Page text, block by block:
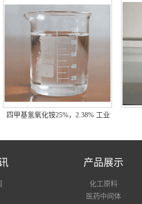
四甲基氢氧化铵25%，2.38% 工业
产品展示
化工原料
医药中间体